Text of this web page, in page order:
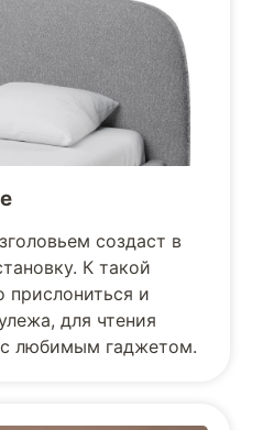
создаст в
К такой
прислониться и
для чтения
любимым гаджетом.